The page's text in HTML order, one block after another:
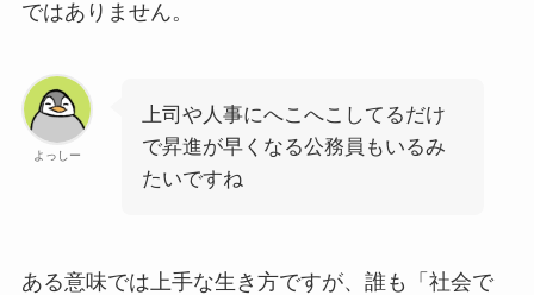
ではありません。
よっしー
上司や人事にへこへこしてるだけ
で昇進が早くなる公務員もいるみ
たいですね
ある意味では上手な生き方ですが、誰も「社会で